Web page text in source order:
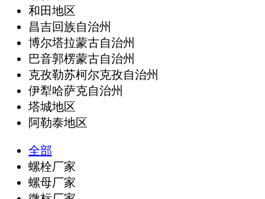
和田地区
昌吉回族自治州
博尔塔拉蒙古自治州
巴音郭楞蒙古自治州
克孜勒苏柯尔克孜自治州
伊犁哈萨克自治州
塔城地区
阿勒泰地区
全部
螺栓厂家
螺母厂家